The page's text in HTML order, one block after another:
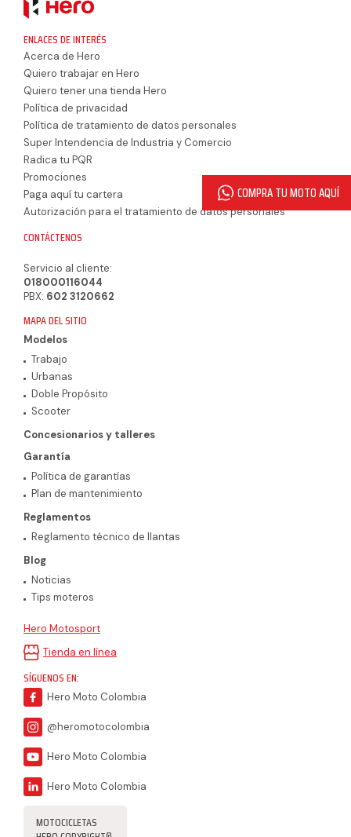
ENLACES DE INTERÉS
Acerca de Hero
Quiero trabajar en Hero
Quiero tener una tienda Hero
Política de privacidad
Política de tratamiento de datos personales
Super Intendencia de Industria y Comercio
Radica tu PQR
Promociones
Paga aquí tu cartera
Autorización para el tratamiento de datos personales
CONTÁCTENOS
Servicio al cliente:
018000116044
PBX: 602 3120662
MAPA DEL SITIO
Modelos
Trabajo
Urbanas
Doble Propósito
Scooter
Concesionarios y talleres
Garantía
Política de garantías
Plan de mantenimiento
Reglamentos
Reglamento técnico de llantas
Blog
Noticias
Tips moteros
Hero Motosport
Tienda en línea
SÍGUENOS EN:
Hero Moto Colombia
@heromotocolombia
Hero Moto Colombia
Hero Moto Colombia
MOTOCICLETAS